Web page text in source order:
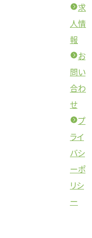
求
人情
報
お
問い
合わ
せ
プ
ライ
バシ
ーポ
リシ
ー